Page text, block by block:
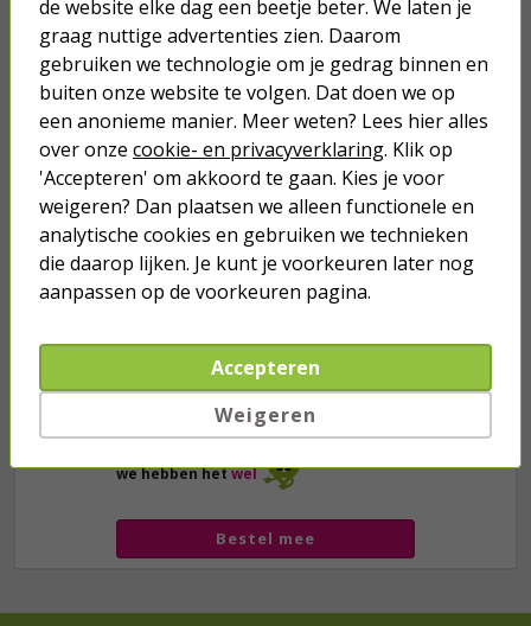
Je verwacht het niet
Turbo onkruidverdelger (Concentraat,
3x 100ml) | Ook voor je gazon!
43,50
40,
89
we hebben hetwel
Bestel mee
de website elke dag een beetje beter. We laten je
graag nuttige advertenties zien. Daarom
gebruiken we technologie om je gedrag binnen en
buiten onze website te volgen. Dat doen we op
een anonieme manier. Meer weten? Lees hier alles
over onze cookie- en privacyverklaring. Klik op
'Accepteren' om akkoord te gaan. Kies je voor
weigeren? Dan plaatsen we alleen functionele en
analytische cookies en gebruiken we technieken
die daarop lijken. Je kunt je voorkeuren later nog
aanpassen op de voorkeuren pagina.
Accepteren
Weigeren